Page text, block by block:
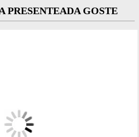
PRESENTEADA GOSTE